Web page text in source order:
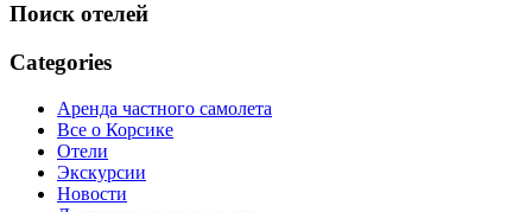
Поиск отелей
Categories
Аренда частного самолета
Все о Корсике
Отели
Экскурсии
Новости